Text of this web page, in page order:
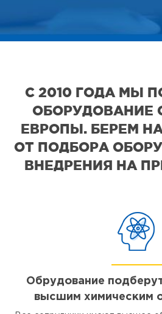
С 2010 ГОДА МЫ
ОБОРУДОВАНИЕ
ЕВРОПЫ. БЕРЕМ
ОТ ПОДБОРА
ВНЕДРЕНИЯ НА
Обрудование
высшим химическим